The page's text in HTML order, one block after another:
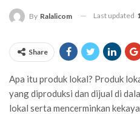
By Ralalicom Last updated
Share
Apa itu produk lokal? Produk
yang diproduksi dan dijual di
lokal serta mencerminkan